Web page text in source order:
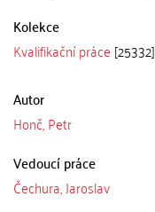
Kolekce
Kvalifikační práce [25332]
Autor
Honč, Petr
Vedoucí práce
Čechura, Jaroslav